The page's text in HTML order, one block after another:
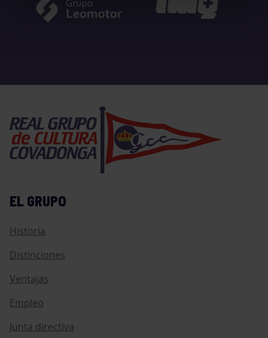
EL GRUPO
Historia
Distinciones
Ventajas
Empleo
Junta directiva